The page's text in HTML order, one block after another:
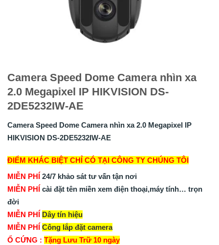
Camera Speed Dome Camera nhìn xa
2.0 Megapixel IP HIKVISION DS-
2DE5232IW-AE
Camera Speed Dome Camera nhìn xa 2.0 Megapixel IP
HIKVISION DS-2DE5232IW-AE
ĐIỂM KHÁC BIỆT CHỈ CÓ TẠI CÔNG TY CHÚNG TÔI
MIỄN PHÍ 24/7 khảo sát tư vấn tận nơi
MIỄN PHÍ cài đặt tên miền xem điện thoại,máy tính… trọn
đời
MIỄN PHÍ Dây tín hiệu
MIỄN PHÍ Công lắp đặt camera
Ổ CỨNG : Tặng Lưu Trữ 10 ngày